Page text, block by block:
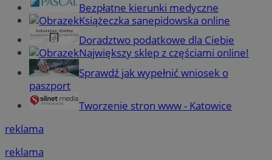
Bezpłatne kierunki medyczne
Książeczka sanepidowska online
Doradztwo podatkowe dla Ciebie
Największy sklep z częściami online!
Sprawdź jak wypełnić wniosek o
paszport
Tworzenie stron www - Katowice
reklama
reklama